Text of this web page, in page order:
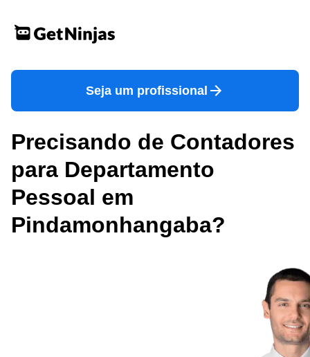
Seja um profissional
Precisando de Contadores
para Departamento
Pessoal em
Pindamonhangaba?